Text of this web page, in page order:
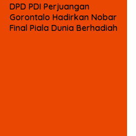
DPD PDI Perjuangan
Gorontalo Hadirkan Nobar
Final Piala Dunia Berhadiah